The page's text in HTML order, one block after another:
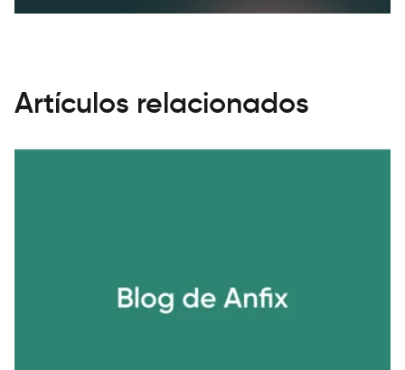
Artículos relacionados